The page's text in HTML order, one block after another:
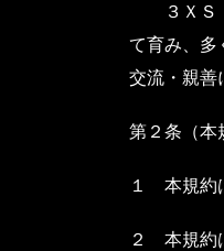
３ＸＳ（
て育み、多
交流・親善
第２条（本
１ 本規約
２ 本規約